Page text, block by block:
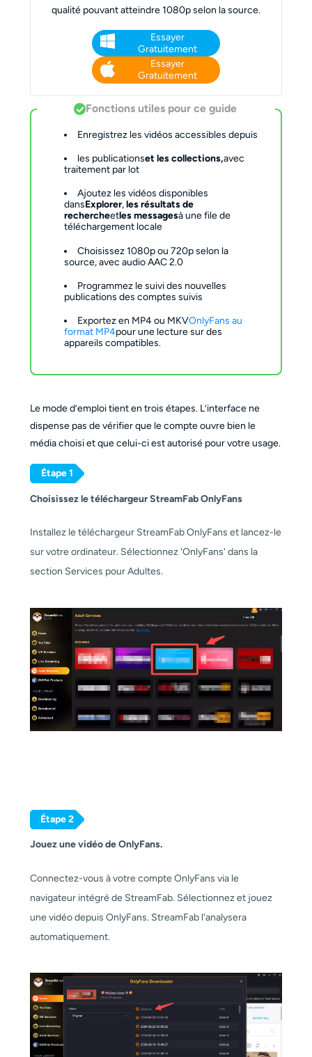
qualité pouvant atteindre 1080p selon la source.
Essayer
Gratuitement
Essayer
Gratuitement
Fonctions utiles pour ce guide
Enregistrez les vidéos accessibles depuis
les publicationset les collections,avec
traitement par lot
Ajoutez les vidéos disponibles
dansExplorer,les résultats de
rechercheetles messagesà une file de
téléchargement locale
Choisissez 1080p ou 720p selon la
source, avec audio AAC 2.0
Programmez le suivi des nouvelles
publications des comptes suivis
Exportez en MP4 ou MKVOnlyFans au
format MP4pour une lecture sur des
appareils compatibles.
Le mode d’emploi tient en trois étapes. L’interface ne
dispense pas de vérifier que le compte ouvre bien le
média choisi et que celui-ci est autorisé pour votre usage.
Étape 1
Choisissez le téléchargeur StreamFab OnlyFans
Installez le téléchargeur StreamFab OnlyFans et lancez-le
sur votre ordinateur. Sélectionnez 'OnlyFans' dans la
section Services pour Adultes.
Étape 2
Jouez une vidéo de OnlyFans.
Connectez-vous à votre compte OnlyFans via le
navigateur intégré de StreamFab. Sélectionnez et jouez
une vidéo depuis OnlyFans. StreamFab l'analysera
automatiquement.